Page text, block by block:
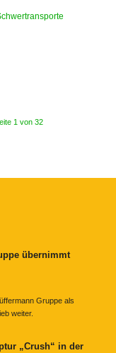
1 von 32
übernimmt
Gruppe als
weiter.
„Crush“ in der